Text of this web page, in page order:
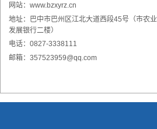
网站： www.bzxyrz.cn
地址：巴中市巴州区江北大道西段45号（市农业
发展银行二楼）
电话：0827-3338111
邮箱：357523959@qq.com